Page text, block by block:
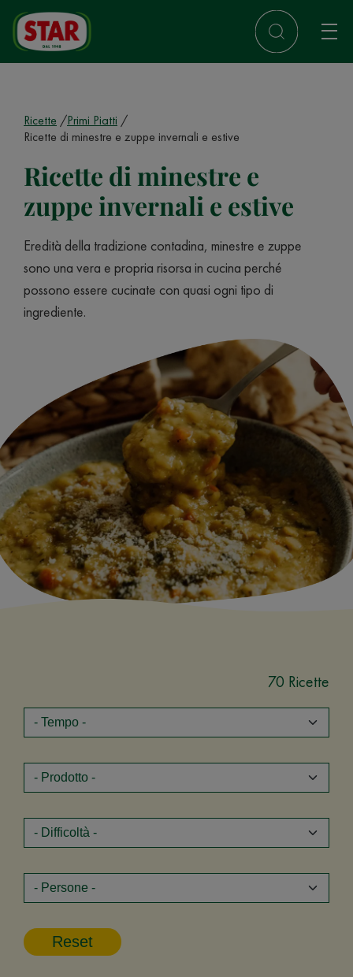
Ricette
Primi Piatti
Ricette di minestre e zuppe invernali e estive
Ricette di minestre e
zuppe invernali e estive
Eredità della tradizione contadina, minestre e zuppe
sono una vera e propria risorsa in cucina perché
possono essere cucinate con quasi ogni tipo di
ingrediente.
70 Ricette